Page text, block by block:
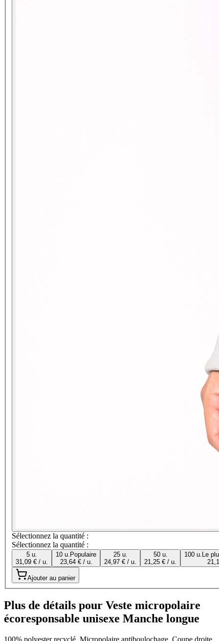
Sélectionnez la quantité :
Sélectionnez la quantité :
5 u.
31,09 € / u.
10 u. Populaire
23,64 € / u.
25 u.
24,97 € / u.
50 u.
21,25 € / u.
100 u. Le
Ajouter au panier
Plus de détails pour Veste micropolaire
écoresponsable unisexe Manche longue